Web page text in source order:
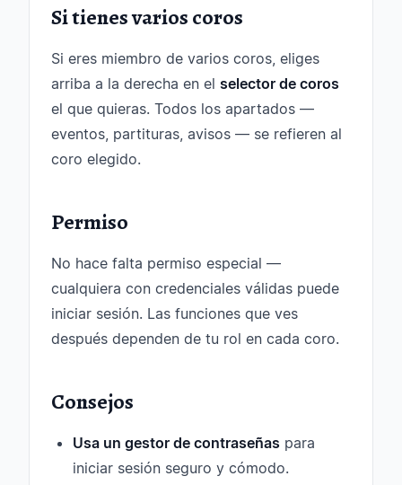
Si tienes varios coros
Si eres miembro de varios coros, eliges
arriba a la derecha en el selector de coros
el que quieras. Todos los apartados —
eventos, partituras, avisos — se refieren al
coro elegido.
Permiso
No hace falta permiso especial —
cualquiera con credenciales válidas puede
iniciar sesión. Las funciones que ves
después dependen de tu rol en cada coro.
Consejos
Usa un gestor de contraseñas para
iniciar sesión seguro y cómodo.